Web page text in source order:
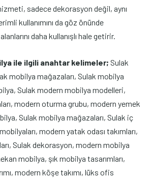
sadece dekorasyon değil, aynı
kullanımını da göz önünde
daha kullanışlı hale getirir.
ile ilgili anahtar kelimeler; Sulak
mobilya mağazaları, Sulak mobilya
Sulak modern mobilya modelleri,
modern oturma grubu, modern yemek
Sulak mobilya mağazaları, Sulak iç
modern yatak odası takımları,
Sulak dekorasyon, modern mobilya
mobilya, şık mobilya tasarımları,
modern köşe takımı, lüks ofis